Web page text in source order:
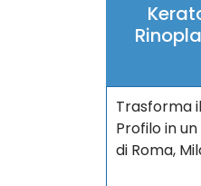
Trasforma
Profilo in
di Roma,